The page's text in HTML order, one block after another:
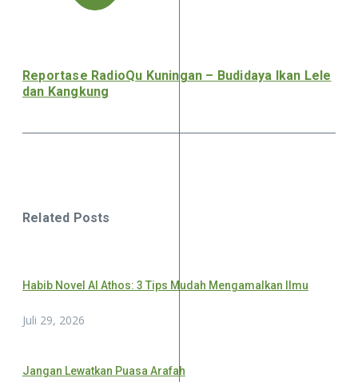
Reportase RadioQu Kuningan – Budidaya Ikan Lele
dan Kangkung
Related Posts
Habib Novel Al Athos: 3 Tips Mudah Mengamalkan Ilmu
Juli 29, 2026
Jangan Lewatkan Puasa Arafah